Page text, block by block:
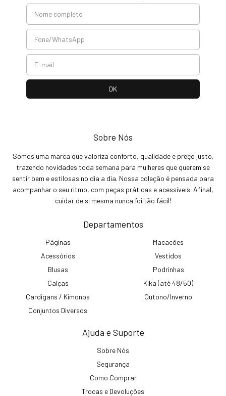
Sobre Nós
Somos uma marca que valoriza conforto, qualidade e preço justo,
trazendo novidades toda semana para mulheres que querem se
sentir bem e estilosas no dia a dia. Nossa coleção é pensada para
acompanhar o seu ritmo, com peças práticas e acessíveis. Afinal,
cuidar de si mesma nunca foi tão fácil!
Departamentos
Páginas
Acessórios
Blusas
Calças
Cardigans / Kimonos
Conjuntos Diversos
Macacões
Vestidos
Podrinhas
Kika (até 48/50)
Outono/Inverno
Ajuda e Suporte
Sobre Nós
Segurança
Como Comprar
Trocas e Devoluções